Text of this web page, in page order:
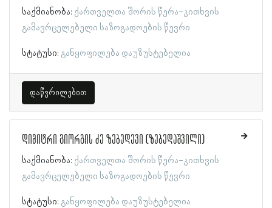
საქმიანობა: ქართველთა შორის წერა-კითხვის
გამავრცელებელი საზოგადოების წევრი
სტატუსი: განყოფილება დაუზუსტებელია
დაწვრილებით
დიმიტრი გიორგის ძე ზებედევი (ზებედაშვილი)
საქმიანობა: ქართველთა შორის წერა-კითხვის
გამავრცელებელი საზოგადოების წევრი
სტატუსი: განყოფილება დაუზუსტებელია